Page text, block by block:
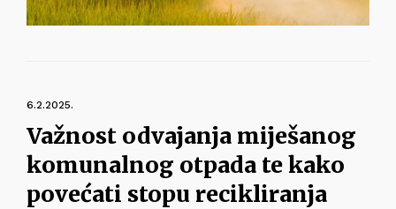
6.2.2025.
Važnost odvajanja miješanog
komunalnog otpada te kako
povećati stopu recikliranja